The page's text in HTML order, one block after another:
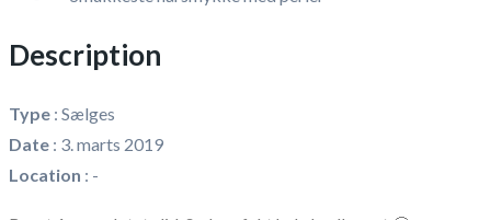
Description
Type : Sælges
Date : 3. marts 2019
Location : -